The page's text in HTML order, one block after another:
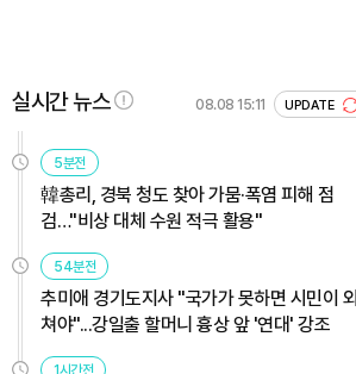
실시간 뉴스 08.08 15:11 UPDATE
5분전
韓총리, 경북 청도 찾아 가뭄·폭염 피해 점
검…"비상 대체 수원 적극 활용"
54분전
추미애 경기도지사 "국가가 못하면 시민이 외
쳐야"...강일출 할머니 흉상 앞 '연대' 강조
1시간전